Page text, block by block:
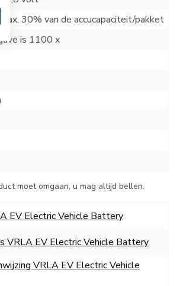
30% van de accucapaciteit/pakket
is 1100 x
moet omgaan, u mag altijd bellen.
EV Electric Vehicle Battery
VRLA EV Electric Vehicle Battery
VRLA EV Electric Vehicle